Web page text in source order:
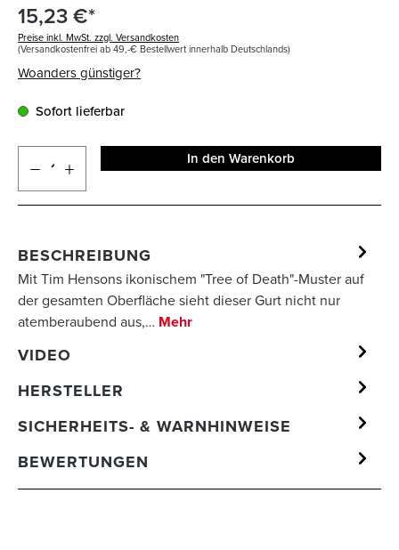
15,23 €*
Preise inkl. MwSt. zzgl. Versandkosten
(Versandkostenfrei ab 49,-€ Bestellwert innerhalb Deutschlands)
Woanders günstiger?
Sofort lieferbar
In den Warenkorb
BESCHREIBUNG
Mit Tim Hensons ikonischem "Tree of Death"-Muster auf
der gesamten Oberfläche sieht dieser Gurt nicht nur
atemberaubend aus,… Mehr
VIDEO
HERSTELLER
SICHERHEITS- & WARNHINWEISE
BEWERTUNGEN